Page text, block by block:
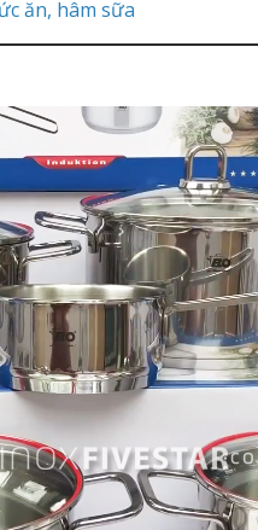
ăn, hâm sữa